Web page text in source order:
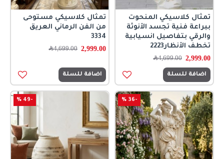
تمثال كلاسيكي المنحوت
ببراعة فنية تجسد الأنوثة
والرقي بتفاصيل انسيابية
تخطف الأنظار2223
2,999.00
4,699.00﷼
اضافة للسلة
تمثال كلاسيكي مستوحى
من الفن الرماني العريق
3334
2,999.00
4,699.00﷼
اضافة للسلة
-36 %
-49 %